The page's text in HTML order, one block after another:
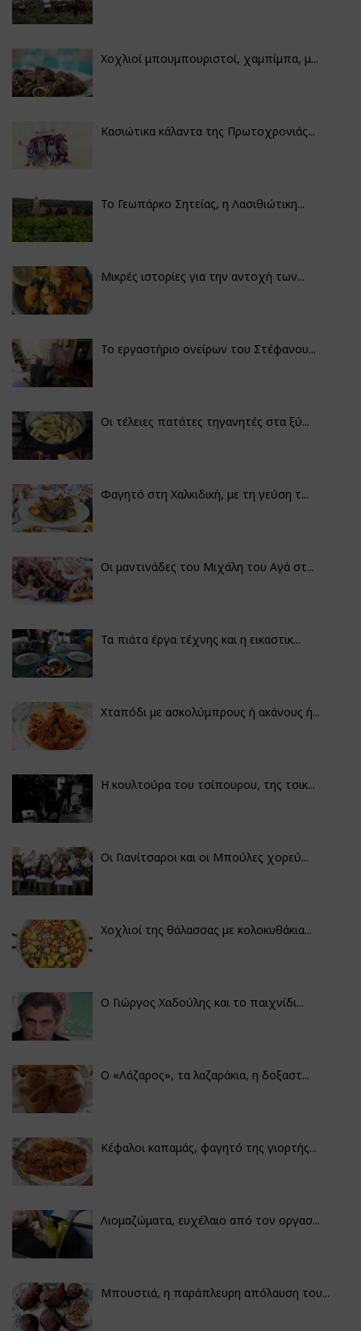
Χοχλιοί μπουμπουριστοί, χαμπίμπα, μ...
Κασιώτικα κάλαντα της Πρωτοχρονιάς...
Το Γεωπάρκο Σητείας, η Λασιθιώτικη...
Μικρές ιστορίες για την αντοχή των...
Το εργαστήριο ονείρων του Στέφανου...
Οι τέλειες πατάτες τηγανητές στα ξύ...
Φαγητό στη Χαλκιδική, με τη γεύση τ...
Οι μαντινάδες του Μιχάλη του Αγά στ...
Τα πιάτα έργα τέχνης και η εικαστικ...
Χταπόδι με ασκολύμπρους ή ακάνους ή...
Η κουλτούρα του τσίπουρου, της τσικ...
Οι Γιανίτσαροι και οι Μπούλες χορεύ...
Χοχλιοί της θάλασσας με κολοκυθάκια...
Ο Γιώργος Χαδούλης και το παιχνίδι...
Ο «Λάζαρος», τα λαζαράκια, η δοξαστ...
Κέφαλοι καπαμάς, φαγητό της γιορτής...
Λιομαζώματα, ευχέλαιο από τον οργασ...
Μπουστιά, η παράπλευρη απόλαυση του...